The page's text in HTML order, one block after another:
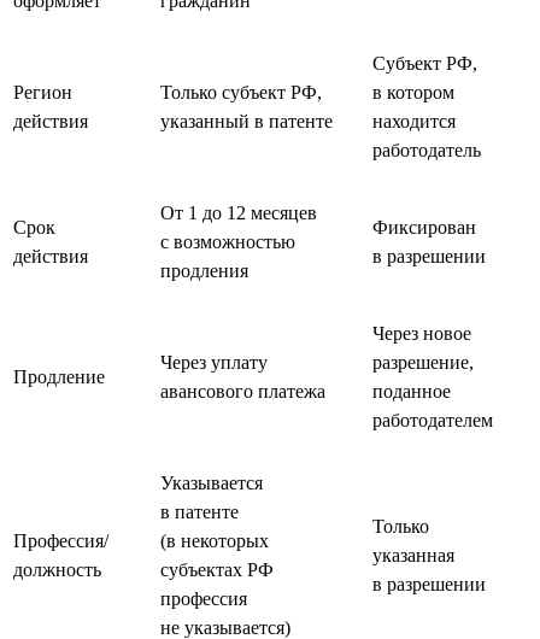
Регион
действия
Только субъект РФ,
указанный в патенте
Субъект РФ,
в котором
находится
работодатель
Срок
действия
От 1 до 12 месяцев
с возможностью
продления
Фиксирован
в разрешении
Продление
Через уплату
авансового платежа
Через новое
разрешение,
поданное
работодателем
Профессия/
должность
Указывается
в патенте
(в некоторых
субъектах РФ
профессия
не указывается)
Только
указанная
в разрешении